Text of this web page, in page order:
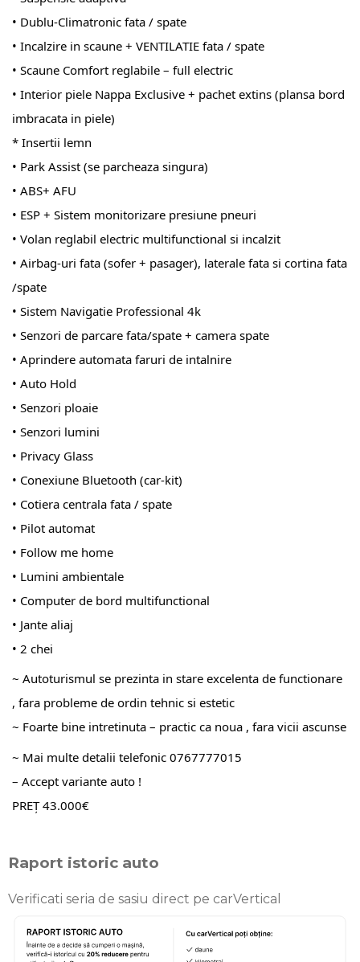
• Dublu-Climatronic fata / spate
• Incalzire in scaune + VENTILATIE fata / spate
• Scaune Comfort reglabile – full electric
• Interior piele Nappa Exclusive + pachet extins (plansa bord
imbracata in piele)
* Insertii lemn
• Park Assist (se parcheaza singura)
• ABS+ AFU
• ESP + Sistem monitorizare presiune pneuri
• Volan reglabil electric multifunctional si incalzit
• Airbag-uri fata (sofer + pasager), laterale fata si cortina fata
/spate
• Sistem Navigatie Professional 4k
• Senzori de parcare fata/spate + camera spate
• Aprindere automata faruri de intalnire
• Auto Hold
• Senzori ploaie
• Senzori lumini
• Privacy Glass
• Conexiune Bluetooth (car-kit)
• Cotiera centrala fata / spate
• Pilot automat
• Follow me home
• Lumini ambientale
• Computer de bord multifunctional
• Jante aliaj
• 2 chei
~ Autoturismul se prezinta in stare excelenta de functionare
, fara probleme de ordin tehnic si estetic
~ Foarte bine intretinuta – practic ca noua , fara vicii ascunse
~ Mai multe detalii telefonic 0767777015
– Accept variante auto !
PREȚ 43.000€
Raport istoric auto
Verificati seria de sasiu direct pe carVertical